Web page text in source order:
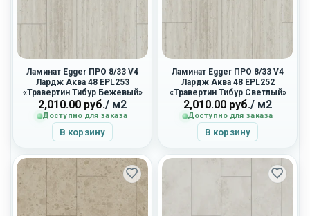
Ламинат Egger ПРО 8/33 V4
Лардж Аква 48 EPL253
«Травертин Тибур Бежевый»
2,010.00 руб./ м2
Доступно для заказа
В корзину
Ламинат Egger ПРО 8/33 V4
Лардж Аква 48 EPL252
«Травертин Тибур Светлый»
2,010.00 руб./ м2
Доступно для заказа
В корзину